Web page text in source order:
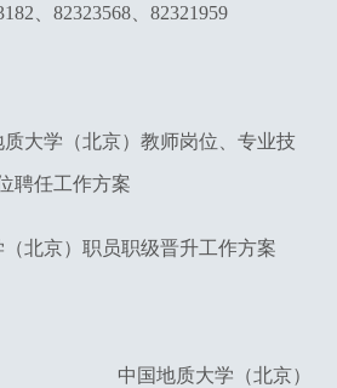
、82323568、82321959
学（北京）教师岗位、专业技
聘任工作方案
（北京）职员职级晋升工作方案
中国地质大学（北京）